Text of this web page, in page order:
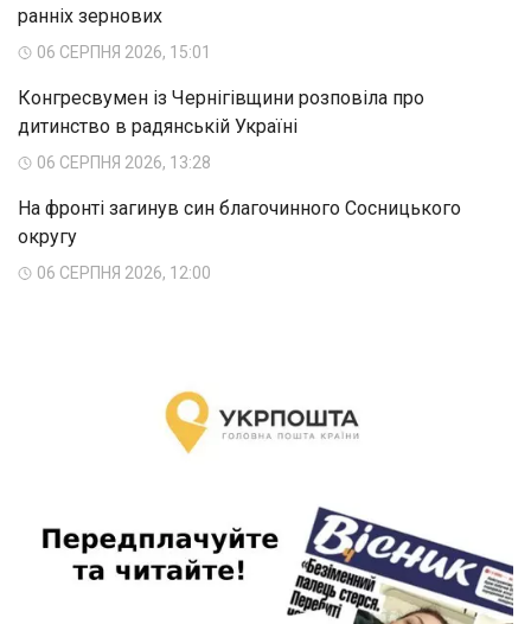
ранніх зернових
06 СЕРПНЯ 2026, 15:01
Конгресвумен із Чернігівщини розповіла про
дитинство в радянській Україні
06 СЕРПНЯ 2026, 13:28
На фронті загинув син благочинного Сосницького
округу
06 СЕРПНЯ 2026, 12:00